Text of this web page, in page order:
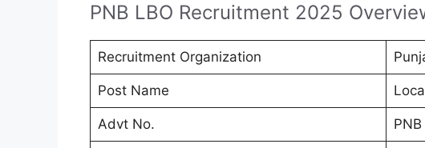
PNB LBO Recruitment 2025
Recruitment Organization
Post Name
Advt No.